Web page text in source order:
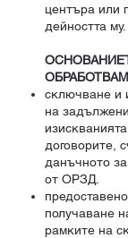
центъра или
дейността му.
сключване и
на
договорите,
данъчното
от ОРЗД.
получаване
рамките на